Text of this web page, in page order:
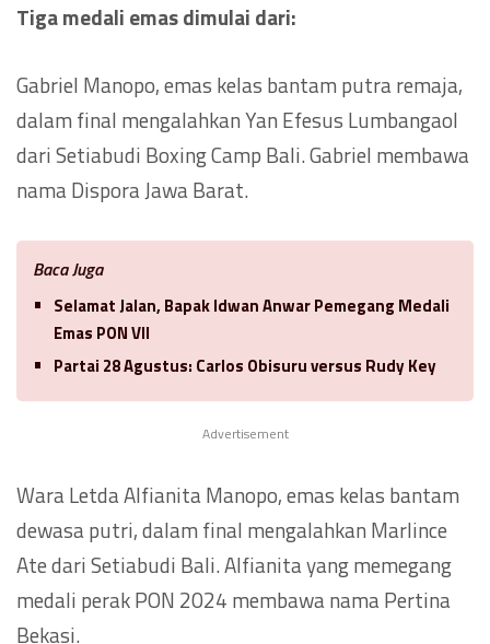
Tiga medali emas dimulai dari:
Gabriel Manopo, emas kelas bantam putra remaja,
dalam final mengalahkan Yan Efesus Lumbangaol
dari Setiabudi Boxing Camp Bali. Gabriel membawa
nama Dispora Jawa Barat.
Baca Juga
Selamat Jalan, Bapak Idwan Anwar Pemegang Medali
Emas PON VII
Partai 28 Agustus: Carlos Obisuru versus Rudy Key
Advertisement
Wara Letda Alfianita Manopo, emas kelas bantam
dewasa putri, dalam final mengalahkan Marlince
Ate dari Setiabudi Bali. Alfianita yang memegang
medali perak PON 2024 membawa nama Pertina
Bekasi.